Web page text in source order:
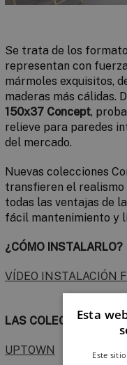
Se trata de los
representan con
mármoles exquisitos,
maderas más cálidas.
150x37 Concept,
relieve para paredes
del mercado.
Nuevas colecciones
transfieren el
todas las ventajas de
fácil mantenimiento y
¿CÓMO INSTALARLO?
VÍDEO INSTALACIÓN
LAS COLECCIONES
UPTOWN
Esta
Este